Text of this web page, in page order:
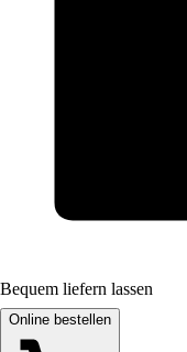
Bequem liefern lassen
Online bestellen